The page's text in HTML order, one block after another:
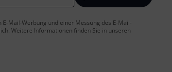
Mail-Werbung und einer Messung des E-Mail-
Weitere Informationen finden Sie in unseren